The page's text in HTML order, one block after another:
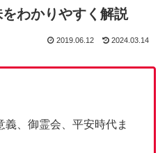
わかりやすく解説
2019.06.12 2024.03.14
、御霊会、平安時代ま